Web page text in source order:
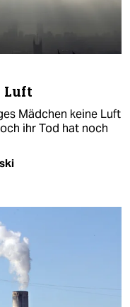
Luft
Mädchen keine Luft
ihr Tod hat noch